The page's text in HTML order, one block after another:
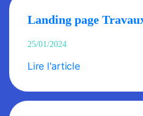
Landing page
25/01/2024
Lire l'article